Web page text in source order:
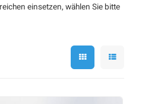
einsetzen, wählen Sie bitte